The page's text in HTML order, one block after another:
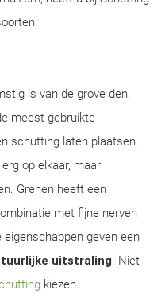
is van de grove den.
meest gebruikte
schutting laten plaatsen.
op elkaar, maar
Grenen heeft een
met fijne nerven
geven een
uitstraling. Niet
kiezen.